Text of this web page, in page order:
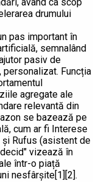
drumului
pas important în
semnalând
pasiv de
Funcția
agregate ale
relevantă din
se bazează pe
cum ar fi Interese
Rufus (asistent de
vizează în
într-o piață
nesfârșite[1][2].